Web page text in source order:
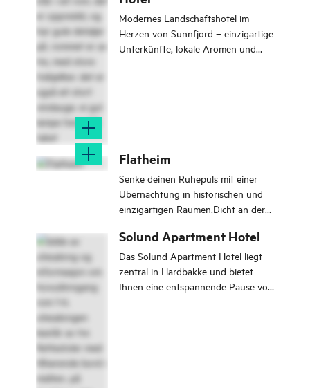
Modernes Landschaftshotel im
Herzen von Sunnfjord – einzigartige
Unterkünfte, lokale Aromen und
Flatheim
Senke deinen Ruhepuls mit einer
Übernachtung in historischen und
einzigartigen Räumen.Dicht an der
Geräuschen.
Solund Apartment Hotel
Das Solund Apartment Hotel liegt
zentral in Hardbakke und bietet
Ihnen eine entspannende Pause von